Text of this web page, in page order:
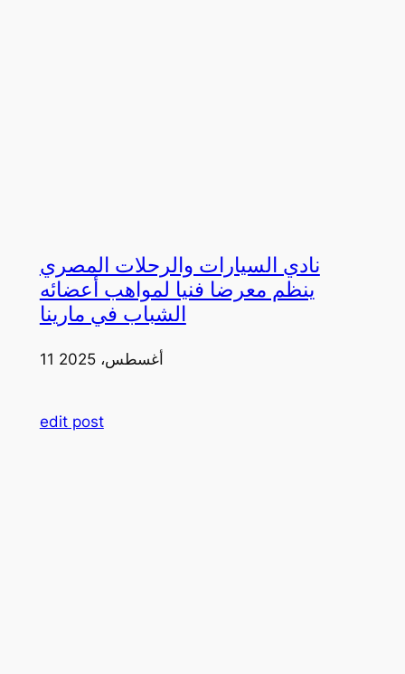
نادي السيارات والرحلات المصري
ينظم معرضا فنيا لمواهب أعضائه
الشباب في مارينا
11 أغسطس، 2025
edit post